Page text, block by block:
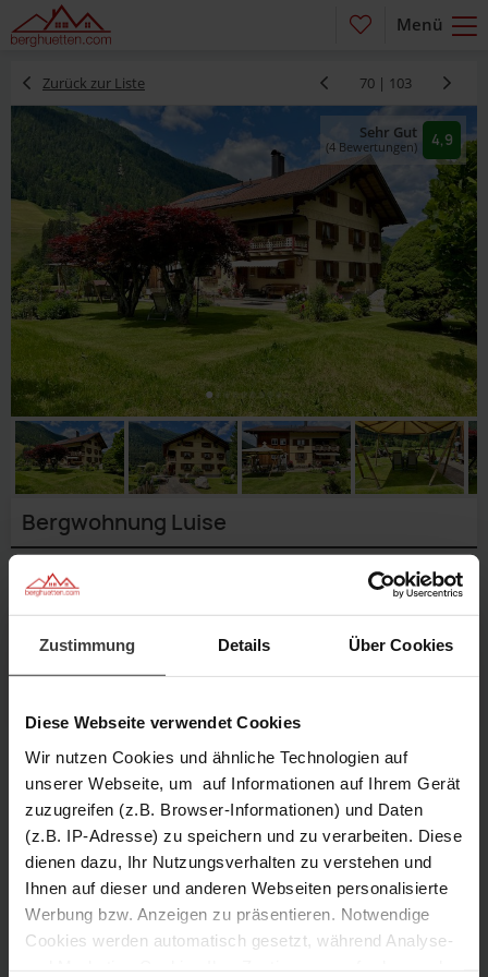
Zustimmung Details Über Cookies
Diese Webseite verwendet Cookies
Wir nutzen Cookies und ähnliche Technologien auf
unserer Webseite, um auf Informationen auf Ihrem Gerät
zuzugreifen (z.B. Browser-Informationen) und Daten
(z.B. IP-Adresse) zu speichern und zu verarbeiten. Diese
dienen dazu, Ihr Nutzungsverhalten zu verstehen und
Ihnen auf dieser und anderen Webseiten personalisierte
Werbung bzw. Anzeigen zu präsentieren. Notwendige
Cookies werden automatisch gesetzt, während Analyse-
Menü
Zurück zur Liste 70 | 103
4,9
Sehr Gut
(4 Bewertungen)
Bergwohnung Luise
an,
Verfügbarkeit prüfen
6 Personen 3 Schlafzimmer
100 m² Größe 950 m Höhe
Beschreibung
Aussenansicht
1/17 Aussenansicht
2/17 Aussenansicht
3/17 Garten
Aussenansicht
5/17
gemütliche
Wohnstube
6/17
gemütliche
Wohnstube
Kachelofen
7/17 Wohnküche
8/17 Flur
9/17 Schlafzimmer
10/17 Schlafzimmer
11/17